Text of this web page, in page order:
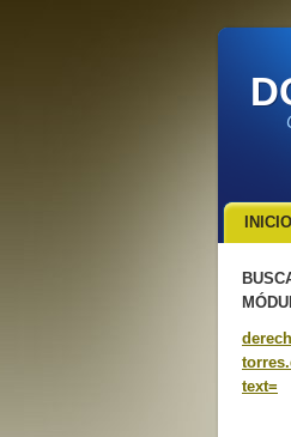
text=
INICIO